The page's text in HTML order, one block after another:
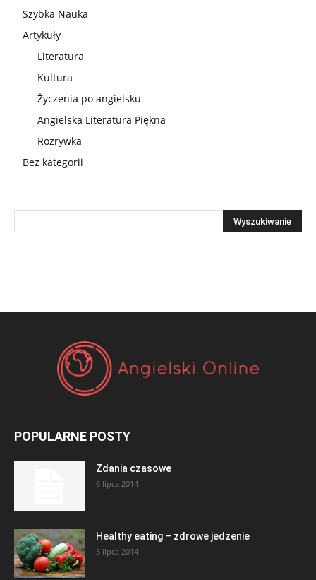
Szybka Nauka
Artykuły
Literatura
Kultura
Życzenia po angielsku
Angielska Literatura Piękna
Rozrywka
Bez kategorii
POPULARNE POSTY
Zdania czasowe
6 lipca 2014
Healthy eating – zdrowe jedzenie
5 lipca 2014